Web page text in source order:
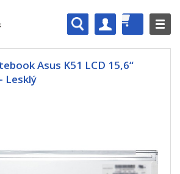
Asus K51 LCD 15,6“
Lesklý